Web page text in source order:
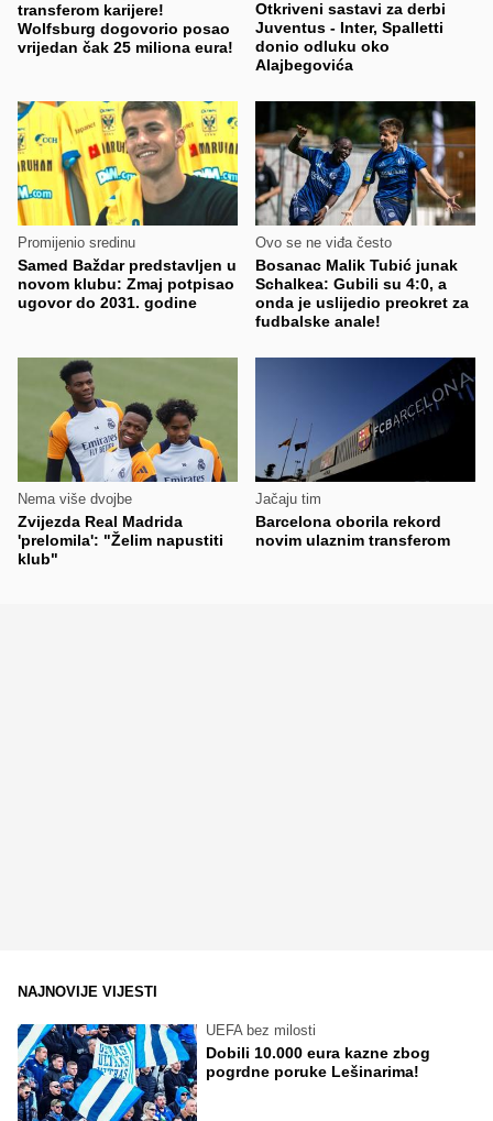
transferom karijere!
Wolfsburg dogovorio posao
vrijedan čak 25 miliona eura!
Otkriveni sastavi za derbi
Juventus - Inter, Spalletti
donio odluku oko
Alajbegovića
Promijenio sredinu
Samed Baždar predstavljen u
novom klubu: Zmaj potpisao
ugovor do 2031. godine
Ovo se ne viđa često
Bosanac Malik Tubić junak
Schalkea: Gubili su 4:0, a
onda je uslijedio preokret za
fudbalske anale!
Nema više dvojbe
Zvijezda Real Madrida
'prelomila': "Želim napustiti
klub"
Jačaju tim
Barcelona oborila rekord
novim ulaznim transferom
NAJNOVIJE VIJESTI
UEFA bez milosti
Dobili 10.000 eura kazne zbog
pogrdne poruke Lešinarima!